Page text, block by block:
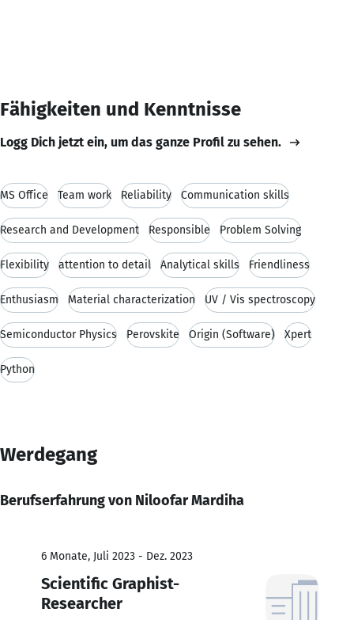
Fähigkeiten und Kenntnisse
Logg Dich jetzt ein, um das ganze Profil zu sehen.
MS Office Team work Reliability Communication skills
Research and Development Responsible Problem Solving
Flexibility attention to detail Analytical skills Friendliness
Enthusiasm Material characterization UV / Vis spectroscopy
Semiconductor Physics Perovskite Origin (Software) Xpert
Python
Werdegang
Berufserfahrung von Niloofar Mardiha
6 Monate, Juli 2023 - Dez. 2023
Scientific Graphist-
Researcher